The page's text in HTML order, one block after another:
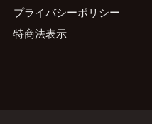
プライバシーポリシー
特商法表示